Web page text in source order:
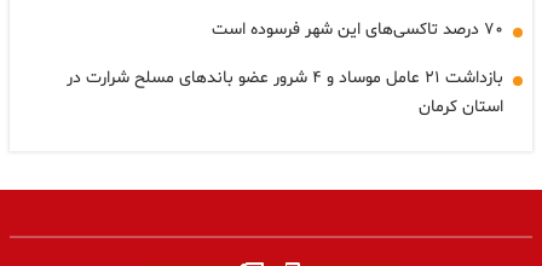
۷۰ درصد تاکسی‌های این شهر فرسوده است
بازداشت ۲۱ عامل موساد و ۴ شرور عضو باندهای مسلح شرارت در
استان کرمان